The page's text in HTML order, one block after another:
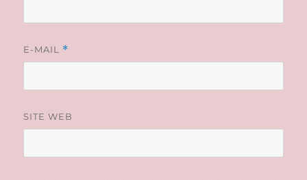
E-MAIL *
SITE WEB